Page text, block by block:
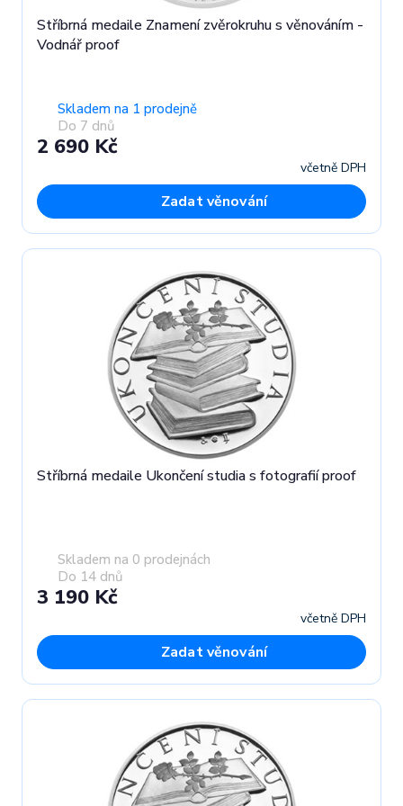
Stříbrná medaile Znamení zvěrokruhu s věnováním -
Vodnář proof
Skladem na 1 prodejně
Do 7 dnů
2 690 Kč
včetně DPH
Zadat věnování
Stříbrná medaile Ukončení studia s fotografií proof
Skladem na 0 prodejnách
Do 14 dnů
3 190 Kč
včetně DPH
Zadat věnování